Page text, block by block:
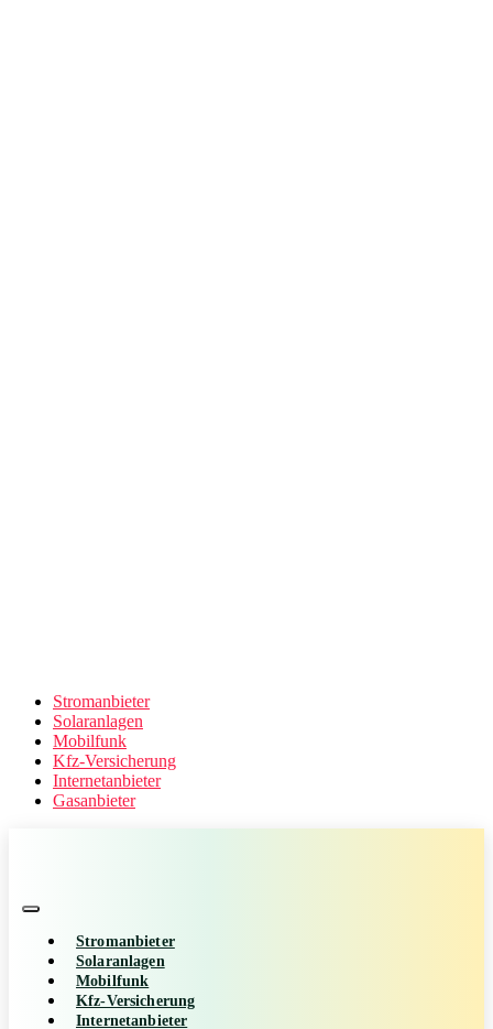
Stromanbieter
Solaranlagen
Mobilfunk
Kfz-Versicherung
Internetanbieter
Gasanbieter
Stromanbieter
Solaranlagen
Mobilfunk
Kfz-Versicherung
Internetanbieter